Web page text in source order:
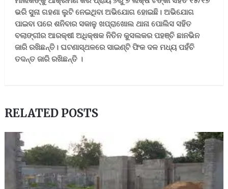
ଭରି ସୁନା ଗହଣା ଲୁଟି ନେଇଥିବା ଅଭିଯୋଗ ହୋଇଛି। ଅଭିଯୋଗ
ପାଇବା ପରେ ଶନିବାର ସକାଳୁ ଖପ୍ରାଖୋଲ ଥାନା ପୋଲିସ ସହିତ
ବଲାଙ୍ଗୀର ଆରକ୍ଷୀ ଅଧିକ୍ଷକ ନିତିନ କୁସଲକର ପହଞ୍ଚି ଛାନଭିନ
ଜାରି ରଖିଛନ୍ତି। ଘଟଣାସ୍ଥଳରେ ସାଇଣ୍ଟି ଫିକ ଦଳ ମଧ୍ୟ ପହଁଚି
ତଦନ୍ତ ଜାରି ରଖିଛନ୍ତି ।
RELATED POSTS